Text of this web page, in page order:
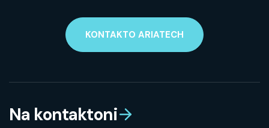
KONTAKTO ARIATECH
Na kontaktoni